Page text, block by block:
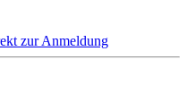
zur Anmeldung